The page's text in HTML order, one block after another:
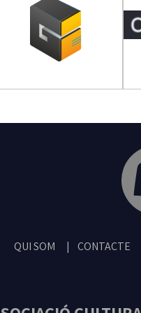
QUI SOM CONTACTE